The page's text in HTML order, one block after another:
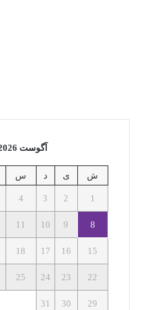
آگوست 2026
ش ی د س
1
2
3
4
8
9
10
11
15
16
17
18
22
23
24
25
29
30
31